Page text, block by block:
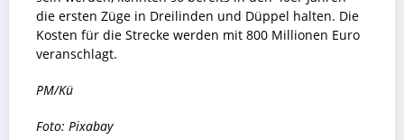
die ersten Züge in Dreilinden und Düppel halten. Die
Kosten für die Strecke werden mit 800 Millionen Euro
veranschlagt.
PM/Kü
Foto: Pixabay